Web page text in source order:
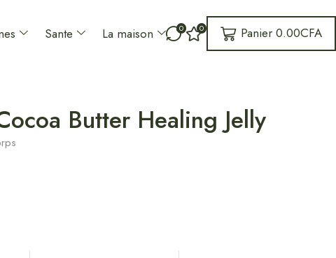
Sante La maison 0 0 Panier 0.00CFA
Butter Healing Jelly